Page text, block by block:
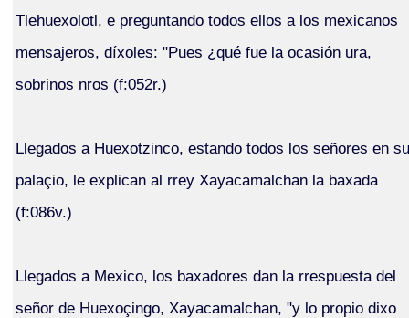
Tlehuexolotl, e preguntando todos ellos a los mexicanos
mensajeros, díxoles: "Pues ¿qué fue la ocasión ura,
sobrinos nros (f:052r.)
Llegados a Huexotzinco, estando todos los señores en su
palaçio, le explican al rrey Xayacamalchan la baxada
(f:086v.)
Llegados a Mexico, los baxadores dan la rrespuesta del
señor de Huexoçingo, Xayacamalchan, "y lo propio dixo